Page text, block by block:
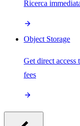
Ricerca
Object Storage
Get direct access
fees